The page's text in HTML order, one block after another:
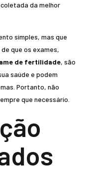
da melhor
simples, mas que
que os exames,
de fertilidade, são
saúde e podem
Portanto, não
que necessário.